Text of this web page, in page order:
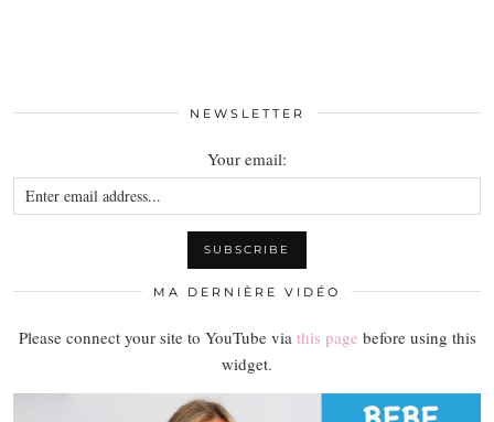
NEWSLETTER
Your email:
MA DERNIÈRE VIDÉO
Please connect your site to YouTube via this page before using this
widget.